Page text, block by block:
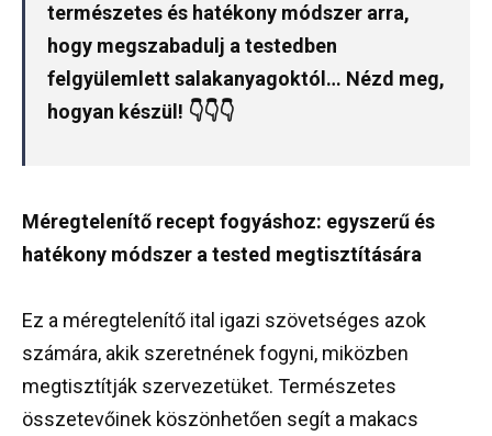
természetes és hatékony módszer arra,
hogy megszabadulj a testedben
felgyülemlett salakanyagoktól… Nézd meg,
hogyan készül! 👇👇👇
Méregtelenítő recept fogyáshoz: egyszerű és
hatékony módszer a tested megtisztítására
Ez a méregtelenítő ital igazi szövetséges azok
számára, akik szeretnének fogyni, miközben
megtisztítják szervezetüket. Természetes
összetevőinek köszönhetően segít a makacs